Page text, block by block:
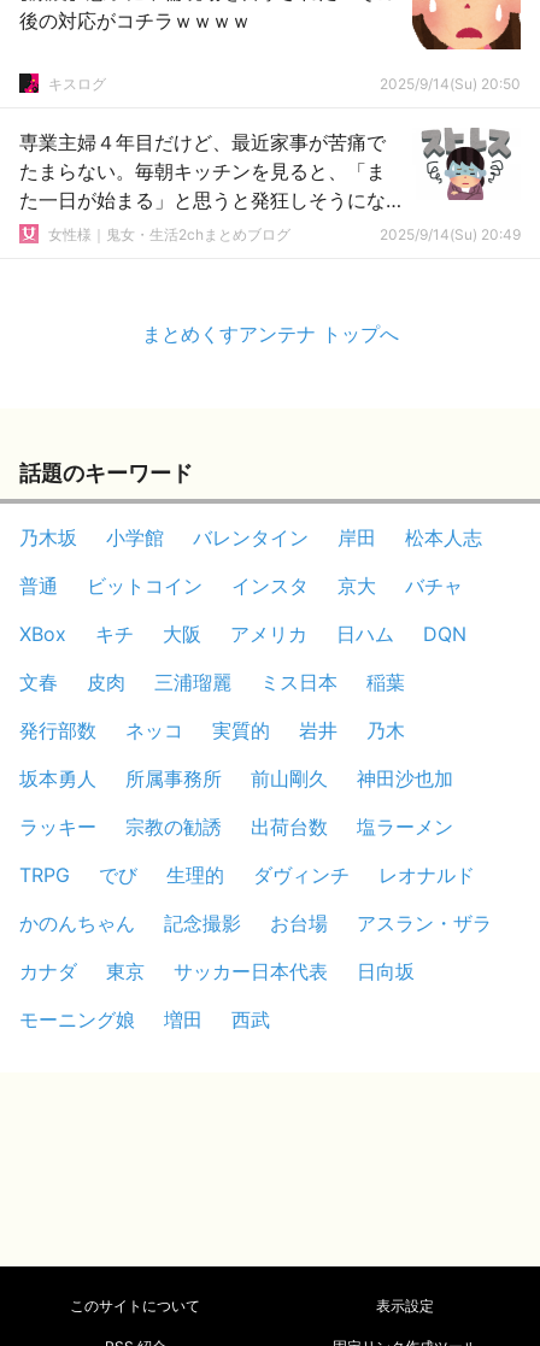
後の対応がコチラｗｗｗｗ
キスログ 2025/9/14(Su) 20:50
専業主婦４年目だけど、最近家事が苦痛で
たまらない。毎朝キッチンを見ると、「ま
た一日が始まる」と思うと発狂しそうにな
る。女性様｜鬼女・生活2chまとめブログ 2025/9/14(Su) 20:49
まとめくすアンテナ トップへ
話題のキーワード
乃木坂 小学館 バレンタイン 岸田
松本人志
普通
ビットコイン インスタ 京大
バチャ
XBox
キチ 大阪 アメリカ 日ハム
DQN
文春
皮肉 三浦瑠麗 ミス日本
稲葉
発行部数
ネッコ 実質的 岩井
乃木
坂本勇人
所属事務所 前山剛久
神田沙也加
ラッキー
宗教の勧誘 出荷台数
塩ラーメン
TRPG
でび 生理的 ダヴィンチ
レオナルド
かのんちゃん
記念撮影 お台場
アスラン・ザラ
カナダ
東京 サッカー日本代表
日向坂
モーニング娘
増田 西武
このサイトについて 表示設定